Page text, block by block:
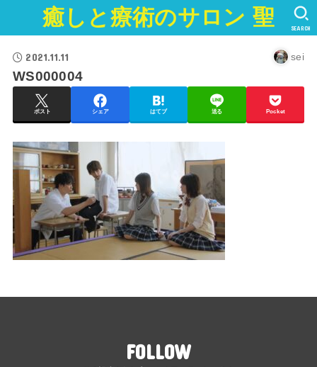
癒しと療術のサロン 聖 SEARCH
2021.11.11 sei
WS000004
ポスト シェア はてブ 送る Pocket
FOLLOW